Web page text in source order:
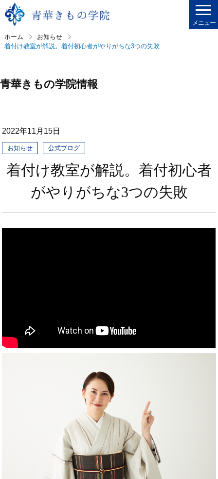
メニュー
ホーム
お知らせ
着付け教室が解説。着付初心者がやりがちな3つの失敗
青華きもの学院情報
お知らせ 公式ブログ
2022年11月15日
着付け教室が解説。着付初心者
がやりがちな3つの失敗